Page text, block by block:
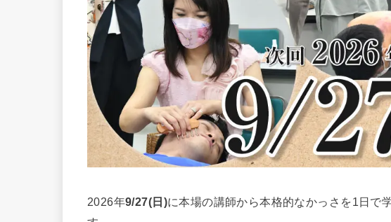
2026年9/27(日)に本場の講師から本格的なかっさを1日で